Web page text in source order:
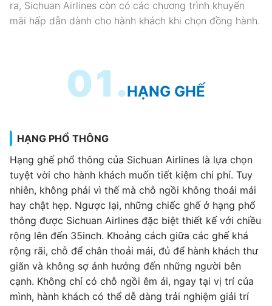
ra, Sichuan Airlines còn có các chương trình khuyến
mãi hấp dẫn dành cho hành khách khi chọn đồng hành.
01.HẠNG GHẾ
HẠNG PHỔ THÔNG
Hạng ghế phổ thông của Sichuan Airlines là lựa chọn
tuyệt vời cho hành khách muốn tiết kiệm chi phí. Tuy
nhiên, không phải vì thế mà chỗ ngồi không thoải mái
hay chật hẹp. Ngược lại, những chiếc ghế ở hạng phổ
thông được Sichuan Airlines đặc biệt thiết kế với chiều
rộng lên đến 35inch. Khoảng cách giữa các ghế khá
rộng rãi, chỗ để chân thoải mái, đủ để hành khách thư
giãn và không sợ ảnh hưởng đến những người bên
cạnh. Không chỉ có chỗ ngồi êm ái, ngay tại vị trí của
mình, hành khách có thể dễ dàng trải nghiệm giải trí